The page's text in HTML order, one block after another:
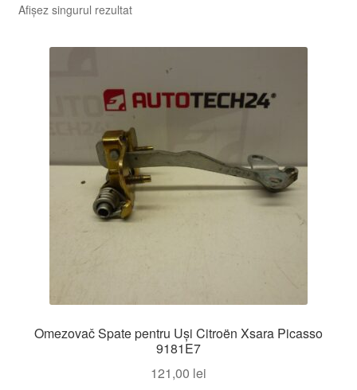
Afișez singurul rezultat
Omezovač Spate pentru Uși Citroën Xsara Picasso
9181E7
121,00 lei